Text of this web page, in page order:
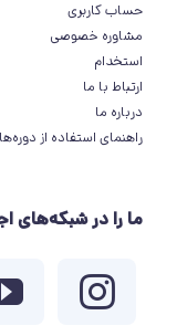
حساب کاربری
مشاوره خصوصی
استخدام
ارتباط با ما
درباره ما
راهنمای استفاده از دوره‌ها
ما را در شبکه‌های